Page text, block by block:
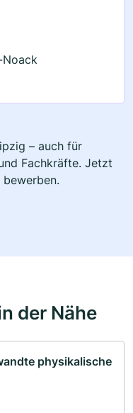
– auch für
Fachkräfte. Jetzt
der Nähe
physikalische